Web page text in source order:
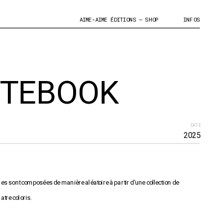
sont composées de manière aléatoire à partir d'une collection de
coloris.
DATE
2025
INFOS
AIME-AIME ÉDITIONS – SHOP